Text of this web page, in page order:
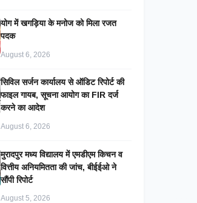
​योग में खगड़िया के मनोज को मिला रजत
पदक
August 6, 2026
सिविल सर्जन कार्यालय से ऑडिट रिपोर्ट की
फाइल गायब, सूचना आयोग का FIR दर्ज
करने का आदेश
August 6, 2026
मुरादपुर मध्य विद्यालय में एमडीएम किचन व
वित्तीय अनियमितता की जांच, बीईईओ ने
सौंपी रिपोर्ट
August 5, 2026